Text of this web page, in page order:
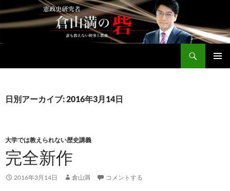
テ
ン
へ
ッ
日別アーカイブ: 2016年3月14日
大学では教えられない歴史講義
完全新作
2016年3月14日 倉山満 コメントする